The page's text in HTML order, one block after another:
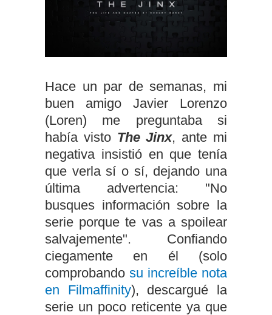
Hace un par de semanas, mi
buen amigo Javier Lorenzo
(Loren) me preguntaba si
había visto The Jinx, ante mi
negativa insistió en que tenía
que verla sí o sí, dejando una
última advertencia: "No
busques información sobre la
serie porque te vas a spoilear
salvajemente". Confiando
ciegamente en él (solo
comprobando su increíble nota
en Filmaffinity), descargué la
serie un poco reticente ya que